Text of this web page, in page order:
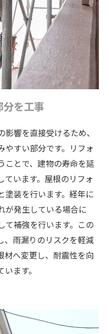
分を工事
響を直接受けるため、
やすい部分です。リフォ
ことで、建物の寿命を延
ています。屋根のリフォ
塗装を行います。経年に
が発生している場合に
て補強を行います。この
、雨漏りのリスクを軽減
材へ変更し、耐震性を向
ます。